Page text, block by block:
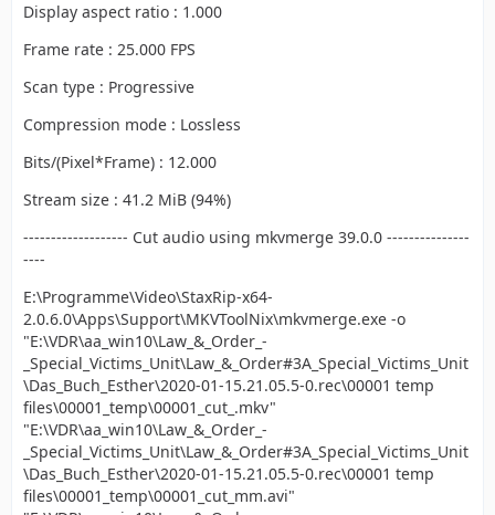
Display aspect ratio : 1.000
Frame rate : 25.000 FPS
Scan type : Progressive
Compression mode : Lossless
Bits/(Pixel*Frame) : 12.000
Stream size : 41.2 MiB (94%)
------------------- Cut audio using mkvmerge 39.0.0 ---------------
----
E:\Programme\Video\StaxRip-x64-
2.0.6.0\Apps\Support\MKVToolNix\mkvmerge.exe -o
"E:\VDR\aa_win10\Law_&_Order_-
_Special_Victims_Unit\Law_&_Order#3A_Special_Victims_Unit
\Das_Buch_Esther\2020-01-15.21.05.5-0.rec\00001 temp
files\00001_temp\00001_cut_.mkv"
"E:\VDR\aa_win10\Law_&_Order_-
_Special_Victims_Unit\Law_&_Order#3A_Special_Victims_Unit
\Das_Buch_Esther\2020-01-15.21.05.5-0.rec\00001 temp
files\00001_temp\00001_cut_mm.avi"